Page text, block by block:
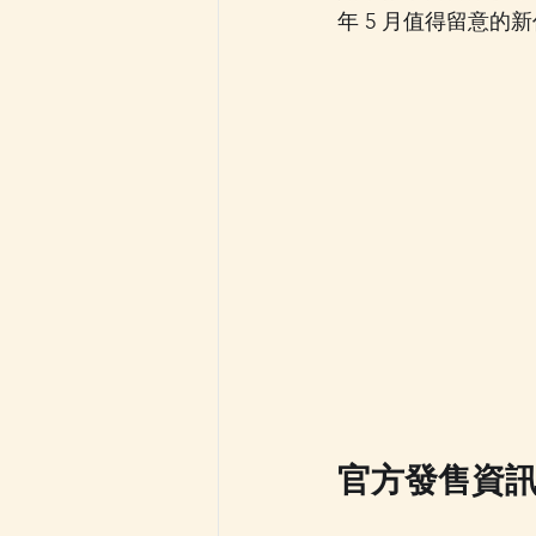
年 5 月值得留意的新
官方發售資